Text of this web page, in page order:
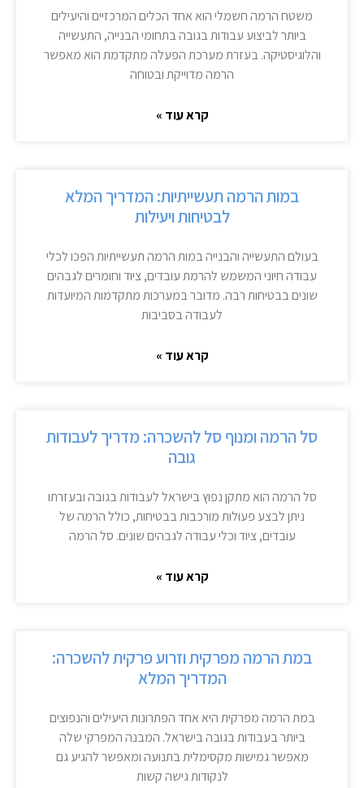
משטח הרמה חשמלי הוא אחד הכלים המרכזיים והיעילים
ביותר לביצוע עבודות בגובה בתחומי הבנייה, התעשייה
והלוגיסטיקה. בעזרת מערכת הפעלה מתקדמת הוא מאפשר
הרמה מדוייקת ובטוחה
קרא עוד »
במות הרמה תעשייתיות: המדריך המלא
לבטיחות ויעילות
בעולם התעשייה והבנייה במות הרמה תעשייתיות הפכו לכלי
עבודה חיוני המשמש להרמת עובדים, ציוד וחומרים לגבהים
שונים בבטיחות רבה. מדובר במערכות מתקדמות המיועדות
לעבודה בסביבות
קרא עוד »
סל הרמה ומנוף סל להשכרה: מדריך לעבודות
גובה
סל הרמה הוא מתקן נפוץ בישראל לעבודות בגובה ובעזרתו
ניתן לבצע פעולות מורכבות בבטיחות, כולל הרמה של
עובדים, ציוד וכלי עבודה לגבהים שונים. סל הרמה
קרא עוד »
במת הרמה מפרקית וזרוע פרקית להשכרה:
המדריך המלא
במת הרמה מפרקית היא אחד הפתרונות היעילים והנפוצים
ביותר בעבודות בגובה בישראל. המבנה המפרקי שלה
מאפשר גמישות מקסימלית בתנועה ומאפשר להגיע גם
לנקודות גישה קשות